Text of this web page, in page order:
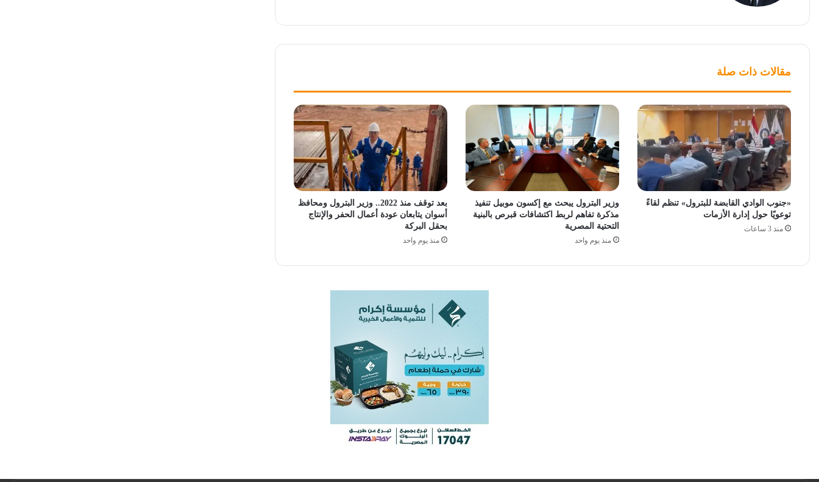
مقالات ذات صلة
«جنوب الوادي القابضة للبترول» تنظم لقاءً
توعويًا حول إدارة الأزمات
منذ 3 ساعات
وزير البترول يبحث مع إكسون موبيل تنفيذ
مذكرة تفاهم لربط اكتشافات قبرص بالبنية
التحتية المصرية
منذ يوم واحد
بعد توقف منذ 2022.. وزير البترول ومحافظ
أسوان يتابعان عودة أعمال الحفر والإنتاج
بحقل البركة
منذ يوم واحد